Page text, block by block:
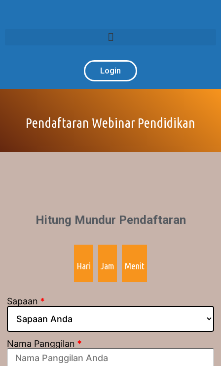
Login
Pendaftaran Webinar Pendidikan
Hitung Mundur Pendaftaran
Hari Jam Menit
Sapaan *
Nama Panggilan *